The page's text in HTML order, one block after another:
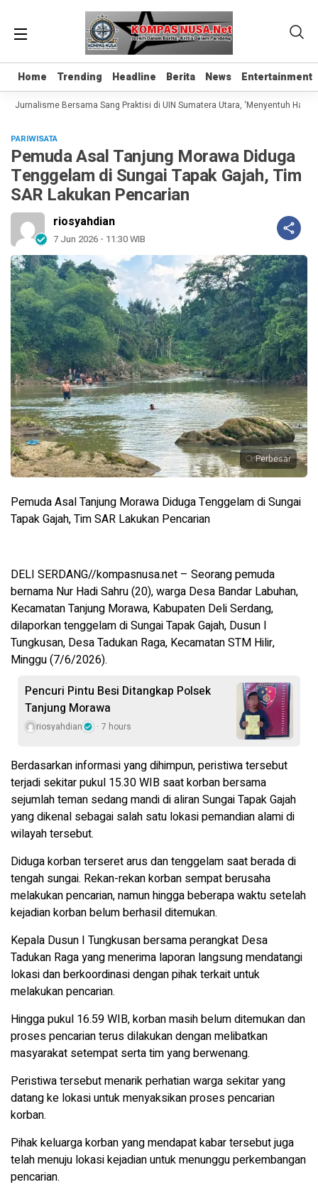
Home Trending Headline Berita News Entertainment
Home Trending Headline Berita News Entertainment
Jurnalisme Bersama Sang Praktisi di UIN Sumatera Utara, ‘Menyentuh Hati
PARIWISATA
Pemuda Asal Tanjung Morawa Diduga
Tenggelam di Sungai Tapak Gajah, Tim
SAR Lakukan Pencarian
riosyahdian
7 Jun 2026 - 11:30 WIB
Perbesar
Pemuda Asal Tanjung Morawa Diduga Tenggelam di Sungai
Tapak Gajah, Tim SAR Lakukan Pencarian
DELI SERDANG//kompasnusa.net – Seorang pemuda
bernama Nur Hadi Sahru (20), warga Desa Bandar Labuhan,
Kecamatan Tanjung Morawa, Kabupaten Deli Serdang,
dilaporkan tenggelam di Sungai Tapak Gajah, Dusun I
Tungkusan, Desa Tadukan Raga, Kecamatan STM Hilir,
Minggu (7/6/2026).
Pencuri Pintu Besi Ditangkap Polsek
Tanjung Morawa
riosyahdian 7 hours
Berdasarkan informasi yang dihimpun, peristiwa tersebut
terjadi sekitar pukul 15.30 WIB saat korban bersama
sejumlah teman sedang mandi di aliran Sungai Tapak Gajah
yang dikenal sebagai salah satu lokasi pemandian alami di
wilayah tersebut.
Diduga korban terseret arus dan tenggelam saat berada di
tengah sungai. Rekan-rekan korban sempat berusaha
melakukan pencarian, namun hingga beberapa waktu setelah
kejadian korban belum berhasil ditemukan.
Kepala Dusun I Tungkusan bersama perangkat Desa
Tadukan Raga yang menerima laporan langsung mendatangi
lokasi dan berkoordinasi dengan pihak terkait untuk
melakukan pencarian.
Hingga pukul 16.59 WIB, korban masih belum ditemukan dan
proses pencarian terus dilakukan dengan melibatkan
masyarakat setempat serta tim yang berwenang.
Peristiwa tersebut menarik perhatian warga sekitar yang
datang ke lokasi untuk menyaksikan proses pencarian
korban.
Pihak keluarga korban yang mendapat kabar tersebut juga
telah menuju lokasi kejadian untuk menunggu perkembangan
pencarian.